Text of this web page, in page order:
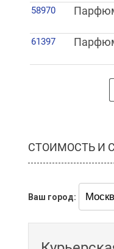
58970
61397
СТОИМОСТЬ И
Ваш город: